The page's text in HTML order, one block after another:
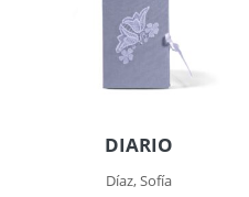
DIARIO
Díaz, Sofía